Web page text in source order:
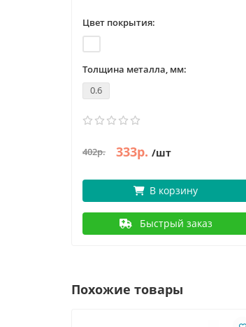
Цвет покрытия:
Толщина металла, мм:
0.6
402р. 333р. /шт
В корзину
Быстрый заказ
Похожие товары